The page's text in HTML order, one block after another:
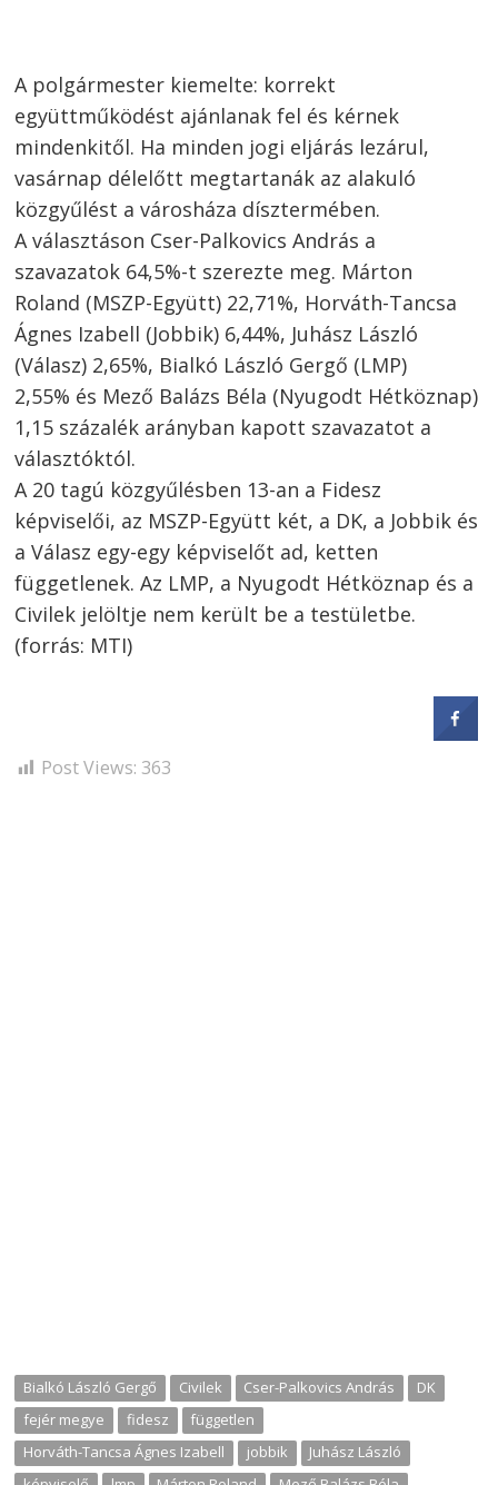
A polgármester kiemelte: korrekt
együttműködést ajánlanak fel és kérnek
mindenkitől. Ha minden jogi eljárás lezárul,
vasárnap délelőtt megtartanák az alakuló
közgyűlést a városháza dísztermében.
A választáson Cser-Palkovics András a
szavazatok 64,5%-t szerezte meg. Márton
Roland (MSZP-Együtt) 22,71%, Horváth-Tancsa
Ágnes Izabell (Jobbik) 6,44%, Juhász László
(Válasz) 2,65%, Bialkó László Gergő (LMP)
2,55% és Mező Balázs Béla (Nyugodt Hétköznap)
1,15 százalék arányban kapott szavazatot a
választóktól.
A 20 tagú közgyűlésben 13-an a Fidesz
képviselői, az MSZP-Együtt két, a DK, a Jobbik és
a Válasz egy-egy képviselőt ad, ketten
függetlenek. Az LMP, a Nyugodt Hétköznap és a
Civilek jelöltje nem került be a testületbe.
(forrás: MTI)
Post Views: 363
Bialkó László Gergő Civilek Cser-Palkovics András
DK
fejér megye
fidesz
független
Horváth-Tancsa Ágnes Izabell
jobbik
Juhász László
Bejegyzés
navigáció